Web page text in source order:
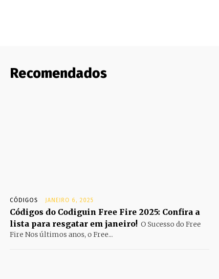
Recomendados
CÓDIGOS JANEIRO 6, 2025
Códigos do Codiguin Free Fire 2025: Confira a
lista para resgatar em janeiro! O Sucesso do Free
Fire Nos últimos anos, o Free...